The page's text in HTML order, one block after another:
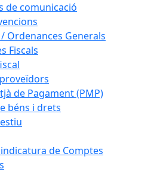
de comunicació
Ordenances Generals
Fiscals
de Pagament (PMP)
béns i drets
de Comptes